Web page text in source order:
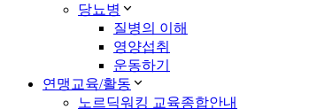
당뇨병
질병의 이해
영양섭취
운동하기
연맹교육/활동
노르딕워킹 교육종합안내